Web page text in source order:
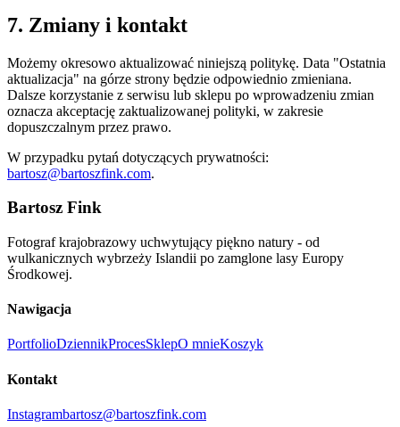
7. Zmiany i kontakt
Możemy okresowo aktualizować niniejszą politykę. Data "Ostatnia
aktualizacja" na górze strony będzie odpowiednio zmieniana.
Dalsze korzystanie z serwisu lub sklepu po wprowadzeniu zmian
oznacza akceptację zaktualizowanej polityki, w zakresie
dopuszczalnym przez prawo.
W przypadku pytań dotyczących prywatności:
bartosz@bartoszfink.com.
Bartosz Fink
Fotograf krajobrazowy uchwytujący piękno natury - od
wulkanicznych wybrzeży Islandii po zamglone lasy Europy
Środkowej.
Nawigacja
PortfolioDziennikProcesSklepO mnieKoszyk
Kontakt
Instagrambartosz@bartoszfink.com